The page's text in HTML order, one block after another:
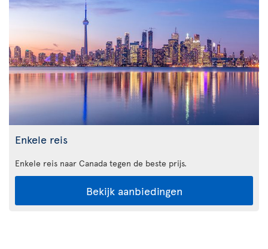
Enkele reis
Enkele reis naar Canada tegen de beste prijs.
Bekijk aanbiedingen